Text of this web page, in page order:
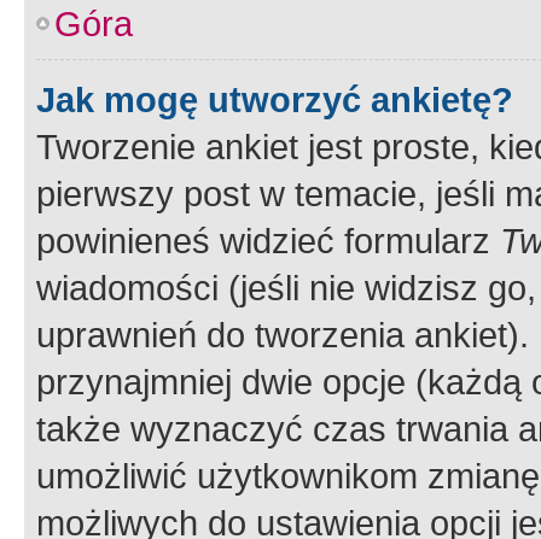
Góra
Jak mogę utworzyć ankietę?
Tworzenie ankiet jest proste,
pierwszy post w temacie, jeśli
powinieneś widzieć formularz
wiadomości (jeśli nie widzisz
uprawnień do tworzenia
przynajmniej dwie opcje
także wyznaczyć czas trwania
umożliwić użytkownikom
możliwych do ustawienia opcji